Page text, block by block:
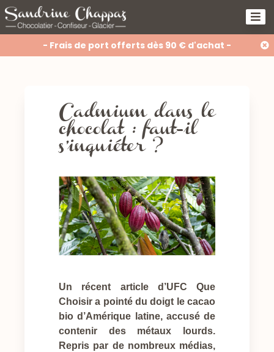
- Frais de port offerts dès 90 € d'achat -
Cadmium dans le
chocolat : faut-il
s’inquiéter ?
Un récent article d’UFC Que
Choisir a pointé du doigt le cacao
bio d’Amérique latine, accusé de
contenir des métaux lourds.
Repris par de nombreux médias,